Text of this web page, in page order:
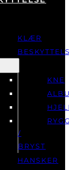
BRYST
HANSKER
SKO